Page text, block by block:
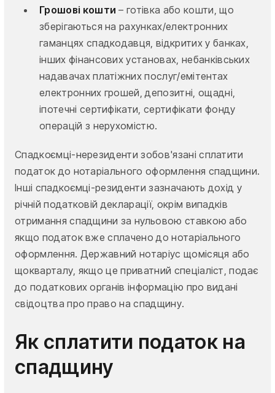
Грошові кошти – готівка або кошти, що
зберігаються на рахунках/електронних
гаманцях спадкодавця, відкритих у банках,
інших фінансових установах, небанківських
надавачах платіжних послуг/емітентах
електронних грошей, депозитні, ощадні,
іпотечні сертифікати, сертифікати фонду
операцій з нерухомістю.
Спадкоємці-нерезиденти зобов'язані сплатити
податок до нотаріального оформлення спадщини.
Інші спадкоємці-резиденти зазначають дохід у
річній податковій декларації, окрім випадків
отримання спадщини за нульовою ставкою або
якщо податок вже сплачено до нотаріального
оформлення. Державний нотаріус щомісяця або
щокварталу, якщо це приватний спеціаліст, подає
до податкових органів інформацію про видані
свідоцтва про право на спадщину.
Як сплатити податок на
спадщину